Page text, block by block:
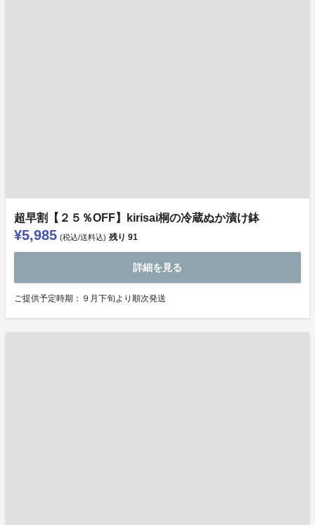
超早割【２５％OFF】kirisai桐の冷蔵ぬか漬け鉢
¥5,985 (税込/送料込) 残り 91
詳細を見る
ご提供予定時期：９月下旬より順次発送